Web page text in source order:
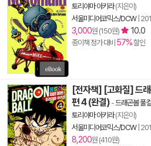
토리야마 아키라(지은이)
서울미디어코믹스/DCW|
3,000원 (150원) 10.0
종이책 정가 대비 57%할인
[전자책] [고화질] 드
편 4 (완결) -드래곤볼 풀
토리야마 아키라(지은이)
서울미디어코믹스/DCW|
8,200원 (410원)